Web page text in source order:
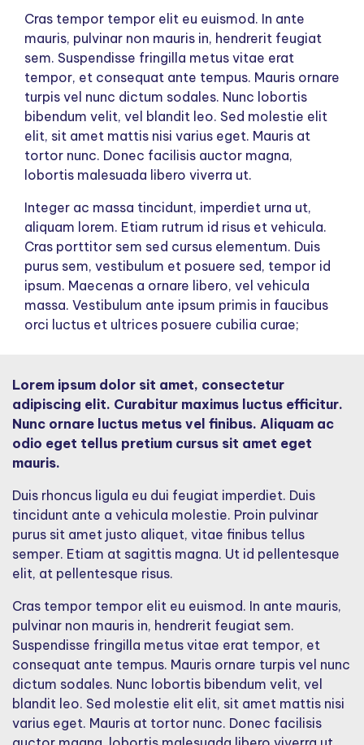
Cras tempor tempor elit eu euismod. In ante
mauris, pulvinar non mauris in, hendrerit feugiat
sem. Suspendisse fringilla metus vitae erat
tempor, et consequat ante tempus. Mauris ornare
turpis vel nunc dictum sodales. Nunc lobortis
bibendum velit, vel blandit leo. Sed molestie elit
elit, sit amet mattis nisi varius eget. Mauris at
tortor nunc. Donec facilisis auctor magna,
lobortis malesuada libero viverra ut.
Integer ac massa tincidunt, imperdiet urna ut,
aliquam lorem. Etiam rutrum id risus et vehicula.
Cras porttitor sem sed cursus elementum. Duis
purus sem, vestibulum et posuere sed, tempor id
ipsum. Maecenas a ornare libero, vel vehicula
massa. Vestibulum ante ipsum primis in faucibus
orci luctus et ultrices posuere cubilia curae;
Lorem ipsum dolor sit amet, consectetur
adipiscing elit. Curabitur maximus luctus efficitur.
Nunc ornare luctus metus vel finibus. Aliquam ac
odio eget tellus pretium cursus sit amet eget
mauris.
Duis rhoncus ligula eu dui feugiat imperdiet. Duis
tincidunt ante a vehicula molestie. Proin pulvinar
purus sit amet justo aliquet, vitae finibus tellus
semper. Etiam at sagittis magna. Ut id pellentesque
elit, at pellentesque risus.
Cras tempor tempor elit eu euismod. In ante mauris,
pulvinar non mauris in, hendrerit feugiat sem.
Suspendisse fringilla metus vitae erat tempor, et
consequat ante tempus. Mauris ornare turpis vel nunc
dictum sodales. Nunc lobortis bibendum velit, vel
blandit leo. Sed molestie elit elit, sit amet mattis nisi
varius eget. Mauris at tortor nunc. Donec facilisis